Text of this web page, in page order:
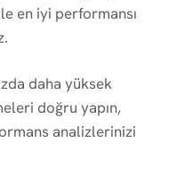
en iyi performansı
daha yüksek
doğru yapın,
analizlerinizi